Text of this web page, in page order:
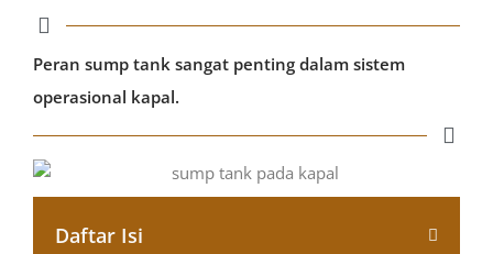
Peran sump tank sangat penting dalam sistem
operasional kapal.
Daftar Isi